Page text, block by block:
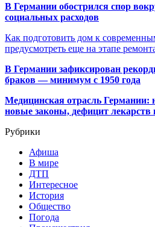
В Германии обострился спор
социальных расходов
Как подготовить дом к
предусмотреть еще на этапе
В Германии зафиксирован
браков — минимум с 1950 года
Медицинская отрасль Германии:
новые законы, дефицит лекарств
Рубрики
Афиша
В мире
ДТП
Интересное
История
Общество
Погода